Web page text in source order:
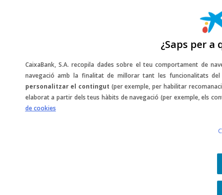
¿Saps per a
CaixaBank, S.A. recopila dades sobre el teu comportament de
navegació amb la finalitat de millorar tant les funcionalitats
personalitzar el contingut (per exemple, per habilitar
elaborat a partir dels teus hàbits de navegació (per exemple, els
de cookies
Sorteig d'entrades